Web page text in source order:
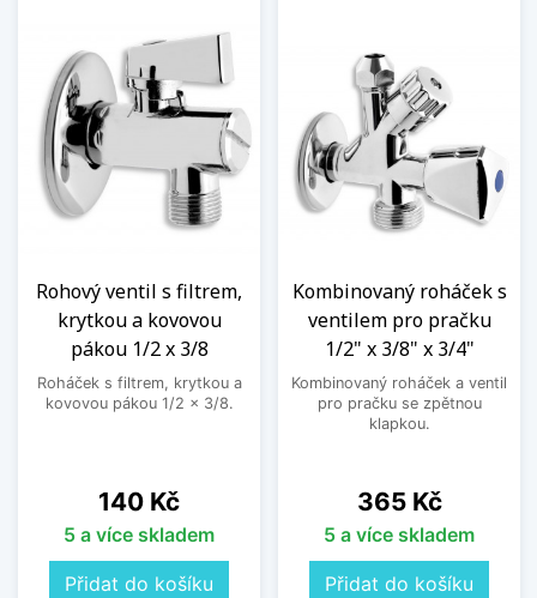
Rohový ventil s filtrem,
krytkou a kovovou
pákou 1/2 x 3/8
Roháček s filtrem, krytkou a
kovovou pákou 1/2 x 3/8.
Cena
140 Kč
5 a více skladem
Přidat do košíku
Kombinovaný roháček s
ventilem pro pračku
1/2" x 3/8" x 3/4"
Kombinovaný roháček a ventil
pro pračku se zpětnou
klapkou.
Cena
365 Kč
5 a více skladem
Přidat do košíku